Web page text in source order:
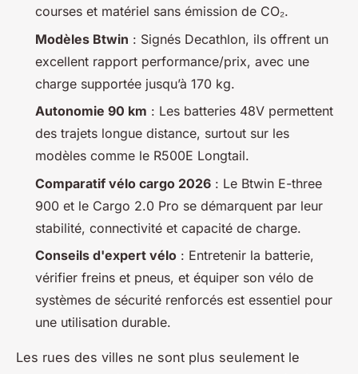
courses et matériel sans émission de CO₂.
Modèles Btwin : Signés Decathlon, ils offrent un
excellent rapport performance/prix, avec une
charge supportée jusqu’à 170 kg.
Autonomie 90 km : Les batteries 48V permettent
des trajets longue distance, surtout sur les
modèles comme le R500E Longtail.
Comparatif vélo cargo 2026 : Le Btwin E-three
900 et le Cargo 2.0 Pro se démarquent par leur
stabilité, connectivité et capacité de charge.
Conseils d'expert vélo : Entretenir la batterie,
vérifier freins et pneus, et équiper son vélo de
systèmes de sécurité renforcés est essentiel pour
une utilisation durable.
Les rues des villes ne sont plus seulement le